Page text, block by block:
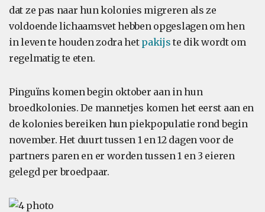
dat ze pas naar hun kolonies migreren als ze
voldoende lichaamsvet hebben opgeslagen om hen
in leven te houden zodra het pakijs te dik wordt om
regelmatig te eten.
Pinguïns komen begin oktober aan in hun
broedkolonies. De mannetjes komen het eerst aan en
de kolonies bereiken hun piekpopulatie rond begin
november. Het duurt tussen 1 en 12 dagen voor de
partners paren en er worden tussen 1 en 3 eieren
gelegd per broedpaar.